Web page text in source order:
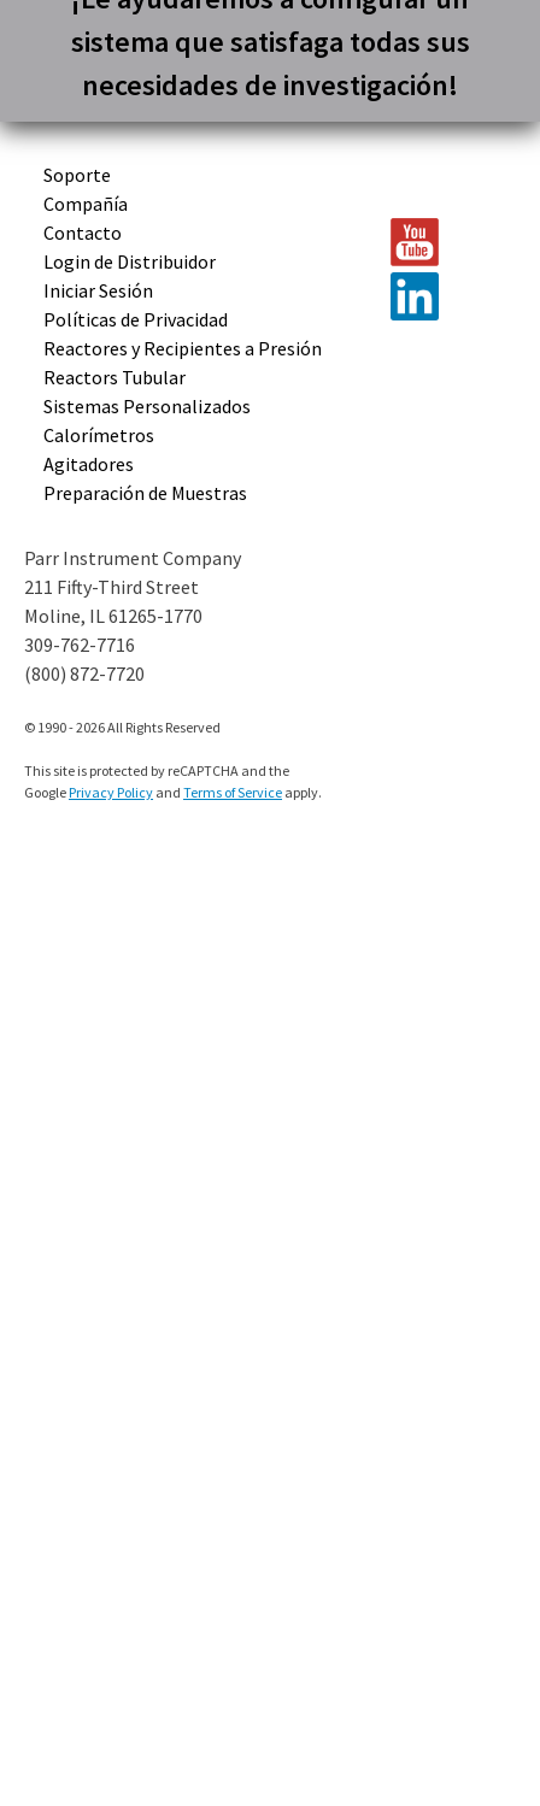
sistema que satisfaga todas sus
necesidades de investigación!
Soporte
Compañía
Contacto
Login de Distribuidor
Iniciar Sesión
Políticas de Privacidad
Reactores yRecipientes a Presión
Reactors Tubular
Sistemas Personalizados
Calorímetros
Agitadores
Preparación de Muestras
Parr Instrument Company
211 Fifty-Third Street
Moline, IL 61265-1770
309-762-7716
(800) 872-7720
© 1990 - 2026 All Rights Reserved
This site is protected by reCAPTCHA and the
GooglePrivacy Policy and Terms of Service apply.